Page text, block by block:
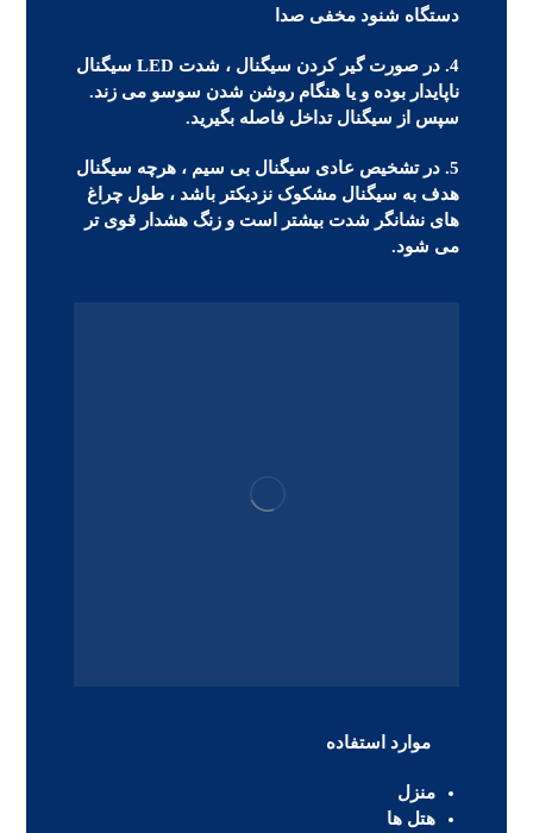
دستگاه شنود مخفی صدا
4. در صورت گیر کردن سیگنال ، شدت LED سیگنال
ناپایدار بوده و یا هنگام روشن شدن سوسو می زند.
سپس از سیگنال تداخل فاصله بگیرید.
5. در تشخیص عادی سیگنال بی سیم ، هرچه سیگنال
هدف به سیگنال مشکوک نزدیکتر باشد ، طول چراغ
های نشانگر شدت بیشتر است و زنگ هشدار قوی تر
می شود.
موارد استفاده
منزل
هتل ها